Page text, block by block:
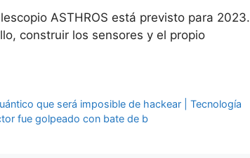
ASTHROS está previsto para 2023.
construir los sensores y el propio
que será imposible de hackear | Tecnología
fue golpeado con bate de b